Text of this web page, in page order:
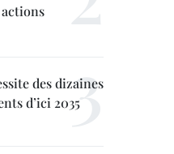
des dizaines
d’ici 2035